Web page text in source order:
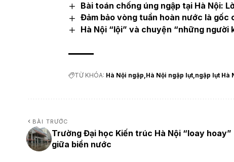
Bài toán chống úng ngập tại Hà Nội:
Đảm bảo vòng tuần hoàn nước là gốc
Hà Nội “lội” và chuyện “những người
TỪ KHÓA: Hà Nội ngập Hà Nội ngập lụt ngập lụt Hà
BÀI TRƯỚC
Trường Đại học Kiến trúc Hà Nội “loay hoay”
giữa biển nước